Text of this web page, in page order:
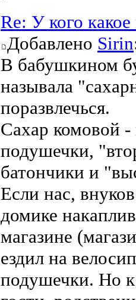
Re: У кого
Добавлено Sirin
В бабушкином
называла
поразвлечься.
Сахар комовой -
подушечки,
батончики и
Если нас,
домике
магазине
ездил на
подушечки. Но к